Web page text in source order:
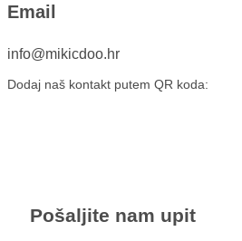
Email
info@mikicdoo.hr
Dodaj naš kontakt putem QR koda:
Pošaljite nam upit